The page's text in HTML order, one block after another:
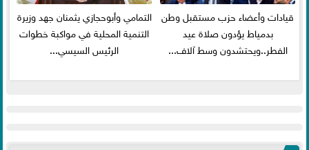
قيادات وأعضاء حزب مستقبل وطن
بدمياط يؤدون صلاة عيد
الفطر..ويحتشدون وسط آلاف...
التمامي وأبوحجازي يثمنان جهد وزيرة
التنمية المحلية في مواكبة خطوات
الرئيس السيسي...